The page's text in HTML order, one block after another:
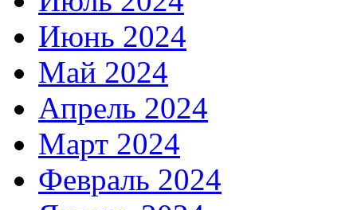
Июнь 2024
Май 2024
Апрель 2024
Март 2024
Февраль 2024